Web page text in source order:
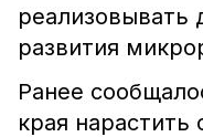
реализовывать
развития
Ранее
края